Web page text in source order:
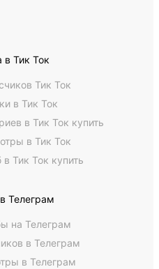
в Тик Ток
Тик Ток
в Тик Ток
в Тик Ток купить
в Тик Ток
Тик Ток купить
Телеграм
на Телеграм
в Телеграм
в Телеграм